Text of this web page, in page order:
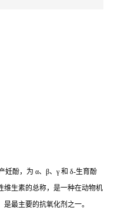
妊酚，为 α、β、γ 和 δ-生育酚
维生素的总称，是一种在动物机
最主要的抗氧化剂之一。